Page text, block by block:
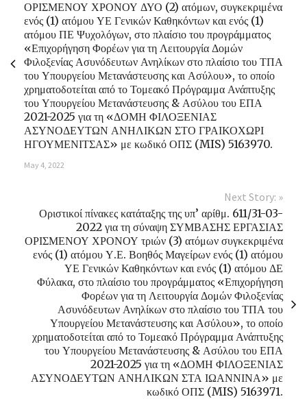
ΟΡΙΣΜΕΝΟΥ ΧΡΟΝΟΥ ΔΥΟ (2) ατόμων, συγκεκριμένα
ενός (1) ατόμου ΥΕ Γενικών Καθηκόντων και ενός (1)
ατόμου ΠΕ Ψυχολόγων, στο πλαίσιο του προγράμματος
«Επιχορήγηση Φορέων για τη Λειτουργία Δομών
Φιλοξενίας Ασυνόδευτων Ανηλίκων στο πλαίσιο του ΤΠΑ
του Υπουργείου Μετανάστευσης και Ασύλου», το οποίο
χρηματοδοτείται από το Τομεακό Πρόγραμμα Ανάπτυξης
του Υπουργείου Μετανάστευσης & Ασύλου του ΕΠΑ
2021-2025 για τη «ΔΟΜΗ ΦΙΛΟΞΕΝΙΑΣ
ΑΣΥΝΟΔΕΥΤΩΝ ΑΝΗΛΙΚΩΝ ΣΤΟ ΓΡΑΙΚΟΧΩΡΙ
ΗΓΟΥΜΕΝΙΤΣΑΣ» με κωδικό ΟΠΣ (MIS) 5163970.
May 4, 2022
Next Story: »
Οριστικοί πίνακες κατάταξης της υπ’ αρίθμ. 611/31-03-
2022 για τη σύναψη ΣΥΜΒΑΣΗΣ ΕΡΓΑΣΙΑΣ
ΟΡΙΣΜΕΝΟΥ ΧΡΟΝΟΥ τριών (3) ατόμων συγκεκριμένα
ενός (1) ατόμου Υ.Ε. Βοηθός Μαγείρων ενός (1) ατόμου
ΥΕ Γενικών Καθηκόντων και ενός (1) ατόμου ΔΕ
Φύλακα, στο πλαίσιο του προγράμματος «Επιχορήγηση
Φορέων για τη Λειτουργία Δομών Φιλοξενίας
Ασυνόδευτων Ανηλίκων στο πλαίσιο του ΤΠΑ του
Υπουργείου Μετανάστευσης και Ασύλου», το οποίο
χρηματοδοτείται από το Τομεακό Πρόγραμμα Ανάπτυξης
του Υπουργείου Μετανάστευσης & Ασύλου του ΕΠΑ
2021-2025 για τη «ΔΟΜΗ ΦΙΛΟΞΕΝΙΑΣ
ΑΣΥΝΟΔΕΥΤΩΝ ΑΝΗΛΙΚΩΝ ΣΤΑ ΙΩΑΝΝΙΝΑ» με
κωδικό ΟΠΣ (MIS) 5163971.